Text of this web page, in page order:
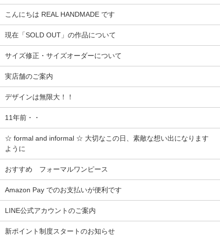
こんにちは REAL HANDMADE です
現在「SOLD OUT」の作品について
サイズ修正・サイズオーダーについて
実店舗のご案内
デザインは無限大！！
11年前・・
☆ formal and informal ☆ 大切なこの日、素敵な想い出になります
ように
おすすめ フォーマルワンピース
Amazon Pay でのお支払いが便利です
LINE公式アカウントのご案内
新ポイント制度スタートのお知らせ